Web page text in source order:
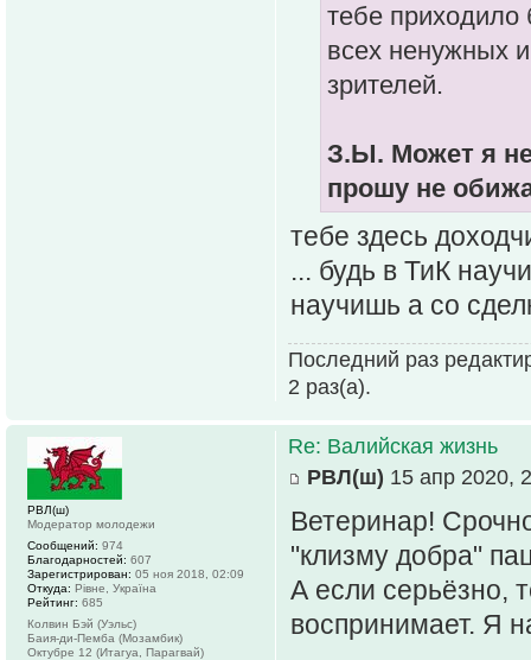
тебе приходило
всех ненужных
зрителей.
З.Ы. Может я
прошу не
тебе здесь
... будь в ТиК
научишь а со
Последний раз
2 раз(а).
Re: Валийская жизнь
РВЛ(ш) 15 апр 2020,
Ветеринар!
"клизму добра"
А если серьёзно,
воспринимает. Я
РВЛ(ш)
Модератор молодежи
Сообщений: 974
Благодарностей: 607
Зарегистрирован: 05 ноя 2018, 02:09
Откуда: Рiвне, Україна
Рейтинг: 685
Колвин Бэй (Уэльс)
Баия-ди-Пемба (Мозамбик)
Октубре 12 (Итагуа, Парагвай)